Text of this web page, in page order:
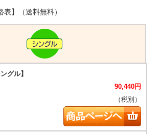
表】（送料無料）
90,440円
（税別）